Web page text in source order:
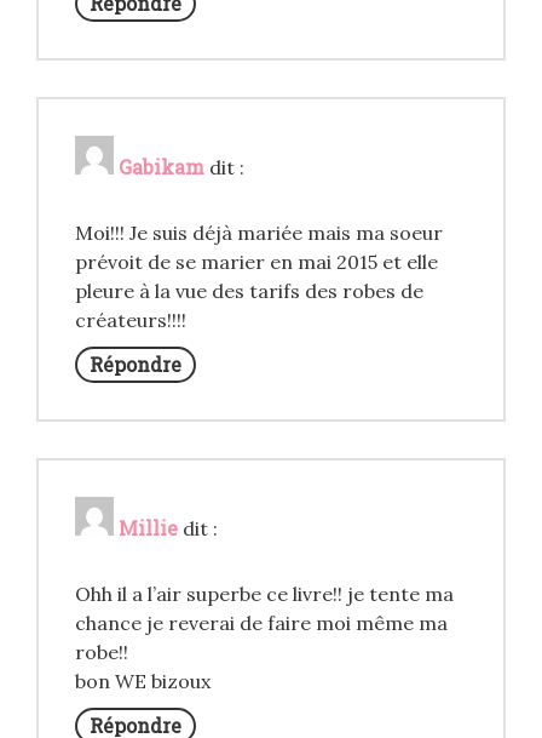
Gabikam dit :
Moi!!! Je suis déjà mariée mais ma soeur
prévoit de se marier en mai 2015 et elle
pleure à la vue des tarifs des robes de
créateurs!!!!
Répondre
Millie dit :
Ohh il a l’air superbe ce livre!! je tente ma
chance je reverai de faire moi même ma
robe!!
bon WE bizoux
Répondre